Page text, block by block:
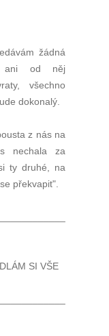
žádná
ani od něj
všechno
dokonalý.
z nás na
nechala za
ty druhé, na
překvapit".
SI VŠE